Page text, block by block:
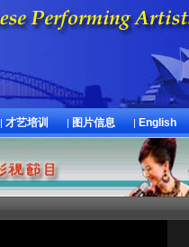
|才艺培训 |图片信息 |English